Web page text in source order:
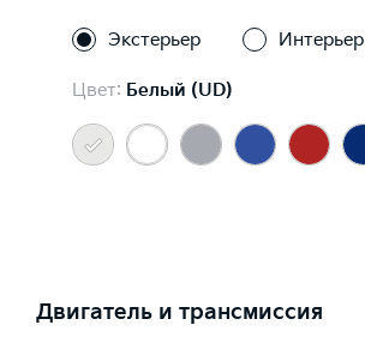
Экстерьер Интерьер
Цвет: Белый (UD)
Двигатель и трансмиссия